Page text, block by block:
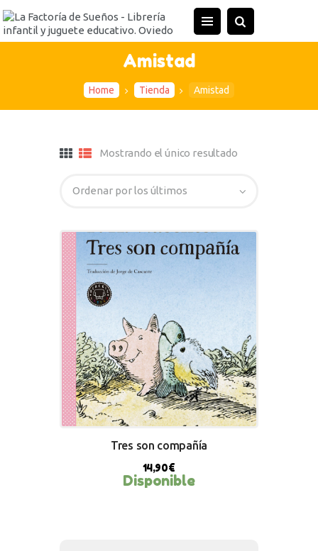
Amistad
Home Tienda Amistad
Mostrando el único resultado
Tres son compañía
14,90€
Disponible